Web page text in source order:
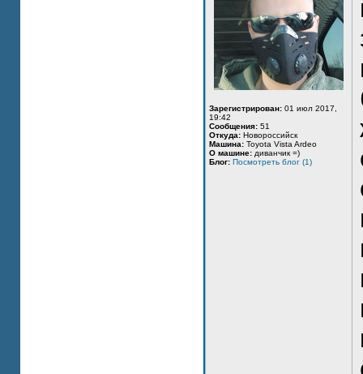
Зарегистрирован: 01 июл 2017,
19:42
Сообщения: 51
Откуда: Новороссийск
Машина: Toyota Vista Ardeo
О машине: диванчик =)
Блог: Посмотреть блог (1)